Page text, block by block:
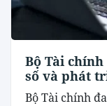
Bộ Tài
số và phát
Bộ Tài chính